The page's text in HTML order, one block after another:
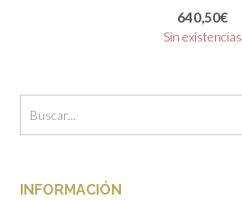
640,50€
Sin existencias
INFORMACIÓN